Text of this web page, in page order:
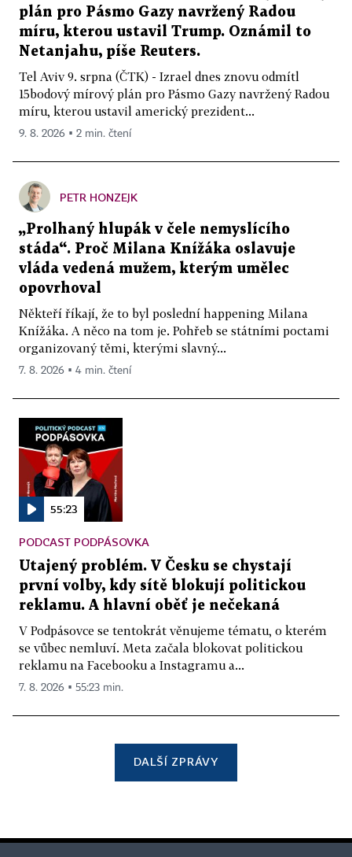
plán pro Pásmo Gazy navržený Radou
míru, kterou ustavil Trump. Oznámil to
Netanjahu, píše Reuters.
Tel Aviv 9. srpna (ČTK) - Izrael dnes znovu odmítl
15bodový mírový plán pro Pásmo Gazy navržený Radou
míru, kterou ustavil americký prezident...
9. 8. 2026 ▪ 2 min. čtení
PETR HONZEJK
„Prolhaný hlupák v čele nemyslícího
stáda“. Proč Milana Knížáka oslavuje
vláda vedená mužem, kterým umělec
opovrhoval
Někteří říkají, že to byl poslední happening Milana
Knížáka. A něco na tom je. Pohřeb se státními poctami
organizovaný těmi, kterými slavný...
7. 8. 2026 ▪ 4 min. čtení
55:23
PODCAST PODPÁSOVKA
Utajený problém. V Česku se chystají
první volby, kdy sítě blokují politickou
reklamu. A hlavní oběť je nečekaná
V Podpásovce se tentokrát věnujeme tématu, o kterém
se vůbec nemluví. Meta začala blokovat politickou
reklamu na Facebooku a Instagramu a...
7. 8. 2026 ▪ 55:23 min.
DALŠÍ ZPRÁVY